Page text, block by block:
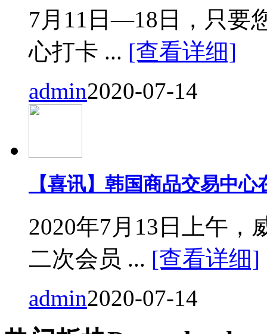
7月11日—18日，只要
心打卡 ... [查看详细]
admin2020-07-14
【喜讯】韩国商品交易中
2020年7月13日上午，
二次会员 ... [查看详细]
admin2020-07-14